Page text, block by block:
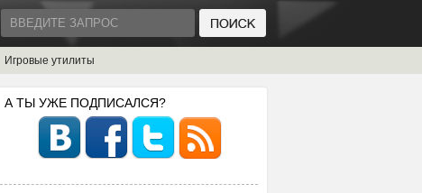
Игровые утилиты
А ТЫ УЖЕ ПОДПИСАЛСЯ?